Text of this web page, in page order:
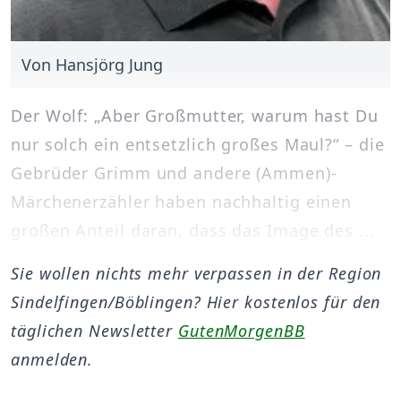
Von Hansjörg Jung
Der Wolf: „Aber Großmutter, warum hast Du
nur solch ein entsetzlich großes Maul?“ – die
Gebrüder Grimm und andere (Ammen)-
Märchenerzähler haben nachhaltig einen
großen Anteil daran, dass das Image des ...
Sie wollen nichts mehr verpassen in der Region
Sindelfingen/Böblingen? Hier kostenlos für den
täglichen Newsletter GutenMorgenBB
anmelden.